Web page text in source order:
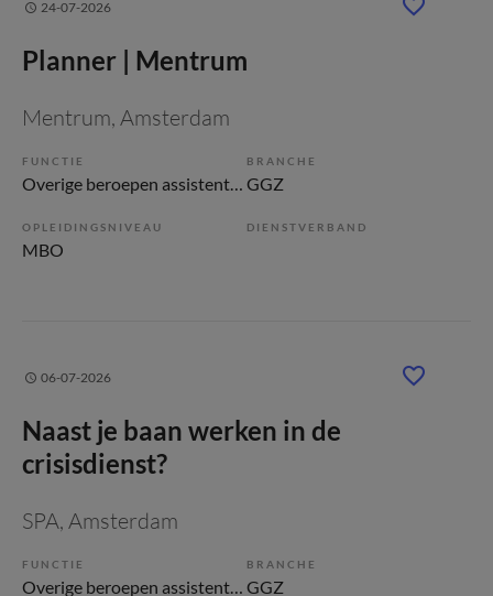
24-07-2026
Planner | Mentrum
Mentrum, Amsterdam
FUNCTIE
Overige beroepen assistenten
BRANCHE
GGZ
OPLEIDINGSNIVEAU
MBO
DIENSTVERBAND
06-07-2026
Naast je baan werken in de
crisisdienst?
SPA, Amsterdam
FUNCTIE
Overige beroepen assistenten
BRANCHE
GGZ